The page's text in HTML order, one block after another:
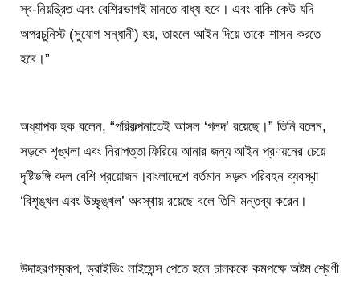
স্ব-নিয়ন্ত্রিত এবং বেশিরভাগই মানতে বাধ্য হবে। এবং বাকি কেউ যদি
অপরচুনিস্ট (সুযোগ সন্ধানী) হয়, তাহলে আইন দিয়ে তাকে শাসন করতে
হবে।”
অধ্যাপক হক বলেন, “পরিকল্পনাতেই আসল ‘গলদ’ রয়েছে।” তিনি বলেন,
সড়কে শৃঙ্খলা এবং নিরাপত্তা ফিরিয়ে আনার জন্য আইন প্রণয়নের চেয়ে
দৃষ্টিভঙ্গি বদল বেশি প্রয়োজন।বাংলাদেশে বর্তমান সড়ক পরিবহন ব্যবস্থা
‘বিশৃঙ্খল এবং উচ্ছৃঙ্খল’ অবস্থায় রয়েছে বলে তিনি মন্তব্য করেন।
উদাহরণস্বরূপ, ড্রাইভিং লাইসেন্স পেতে হলে চালককে কমপক্ষে অষ্টম শ্রেণী